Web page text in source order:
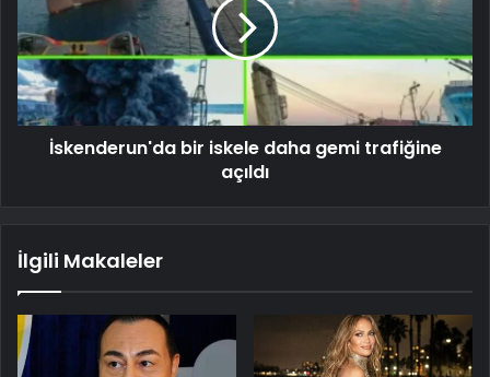
İskenderun'da bir iskele daha gemi trafiğine
açıldı
İlgili Makaleler